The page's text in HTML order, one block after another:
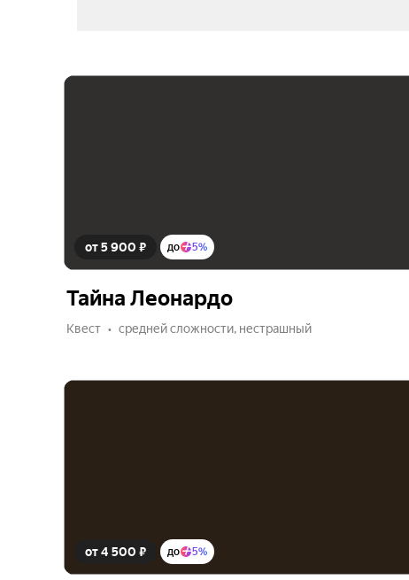
от 5 900 ₽ до 5%
Тайна Леонардо
Квест средней сложности, нестрашный
от 4 500 ₽ до 5%